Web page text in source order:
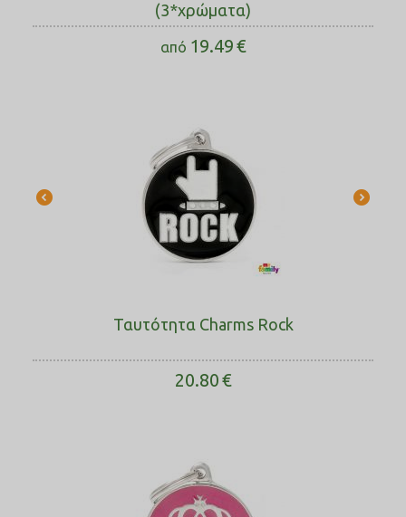
(3*χρώματα)
από 19.49€
Ταυτότητα Charms Rock
20.80€